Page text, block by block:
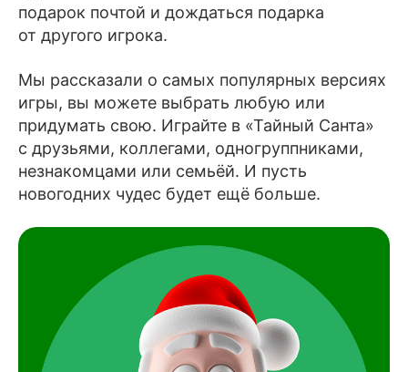
подарок почтой и дождаться подарка
от другого игрока.
Мы рассказали о самых популярных версиях
игры, вы можете выбрать любую или
придумать свою. Играйте в «Тайный Санта»
с друзьями, коллегами, одногруппниками,
незнакомцами или семьёй. И пусть
новогодних чудес будет ещё больше.